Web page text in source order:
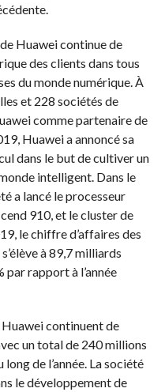
Huawei continue de
des clients dans tous
du monde numérique. À
et 228 sociétés de
comme partenaire de
Huawei a annoncé sa
dans le but de cultiver un
intelligent. Dans le
a lancé le processeur
910, et le cluster de
le chiffre d’affaires des
à 89,7 milliards
par rapport à l’année
continuent de
un total de 240 millions
de l’année. La société
le développement de